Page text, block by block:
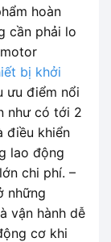
hoàn
cần phải lo
bị khởi
ưu điểm nổi
như có tới 2
điều khiển
lao động
chi phí. –
những
vận hành dễ
cơ khi